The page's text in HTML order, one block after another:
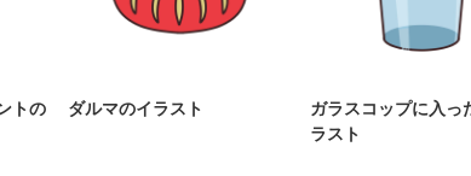
トの ダルマのイラスト
ガラスコップに入っ
ラスト